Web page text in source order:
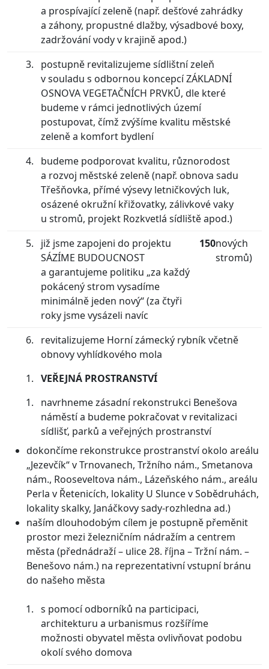
a prospívající zeleně (např. dešťové zahrádky
a záhony, propustné dlažby, výsadbové boxy,
zadržování vody v krajině apod.)
postupně revitalizujeme sídlištní zeleň
v souladu s odbornou koncepcí ZÁKLADNÍ
OSNOVA VEGETAČNÍCH PRVKŮ, dle které
budeme v rámci jednotlivých území
postupovat, čímž zvýšíme kvalitu městské
zeleně a komfort bydlení
budeme podporovat kvalitu, různorodost
a rozvoj městské zeleně (např. obnova sadu
Třešňovka, přímé výsevy letničkových luk,
osázené okružní křižovatky, zálivkové vaky
u stromů, projekt Rozkvetlá sídliště apod.)
již jsme zapojeni do projektu
SÁZÍME BUDOUCNOST
a garantujeme politiku „za každý
pokácený strom vysadíme
minimálně jeden nový“ (za čtyři
roky jsme vysázeli navíc
150nových
stromů)
revitalizujeme Horní zámecký rybník včetně
obnovy vyhlídkového mola
VEŘEJNÁ PROSTRANSTVÍ
navrhneme zásadní rekonstrukci Benešova
náměstí a budeme pokračovat v revitalizaci
sídlišť, parků a veřejných prostranství
dokončíme rekonstrukce prostranství okolo areálu
„Jezevčík“ v Trnovanech, Tržního nám., Smetanova
nám., Rooseveltova nám., Lázeňského nám., areálu
Perla v Řetenicích, lokality U Slunce v Sobědruhách,
lokality skalky, Janáčkovy sady-rozhledna ad.)
naším dlouhodobým cílem je postupně přeměnit
prostor mezi železničním nádražím a centrem
města (přednádraží – ulice 28. října – Tržní nám. –
Benešovo nám.) na reprezentativní vstupní bránu
do našeho města
s pomocí odborníků na participaci,
architekturu a urbanismus rozšíříme
možnosti obyvatel města ovlivňovat podobu
okolí svého domova